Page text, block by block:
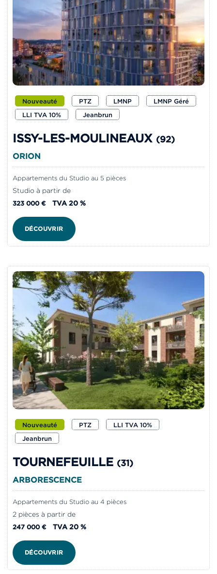
Nouveauté PTZ LMNP
LMNP Géré
LLI TVA 10%
Jeanbrun
ISSY-LES-MOULINEAUX (92)
ORION
Appartements du Studio au 5 pièces
Studio à partir de
323 000 € TVA 20 %
DÉCOUVRIR
Nouveauté PTZ
LLI TVA 10%
Jeanbrun
TOURNEFEUILLE (31)
ARBORESCENCE
Appartements du Studio au 4 pièces
2 pièces à partir de
247 000 € TVA 20 %
DÉCOUVRIR